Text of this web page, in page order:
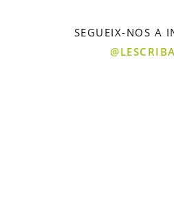
SEGUEIX-NOS A